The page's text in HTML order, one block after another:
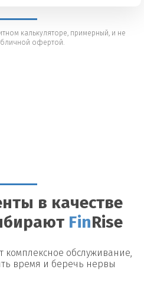
калькуляторе, примерный, и не
офертой.
в качестве
Fin Rise
обслуживание,
время и беречь нервы